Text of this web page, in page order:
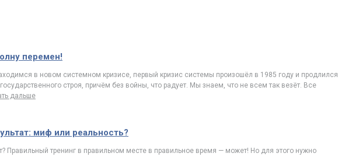
перемен!
в новом системном кризисе, первый кризис системы произошёл в 1985 году и продлился
строя, причём без войны, что радует. Мы знаем, что не всем так везёт. Все
дальше
миф или реальность?
Правильный тренинг в правильном месте в правильное время — может! Но для этого нужно